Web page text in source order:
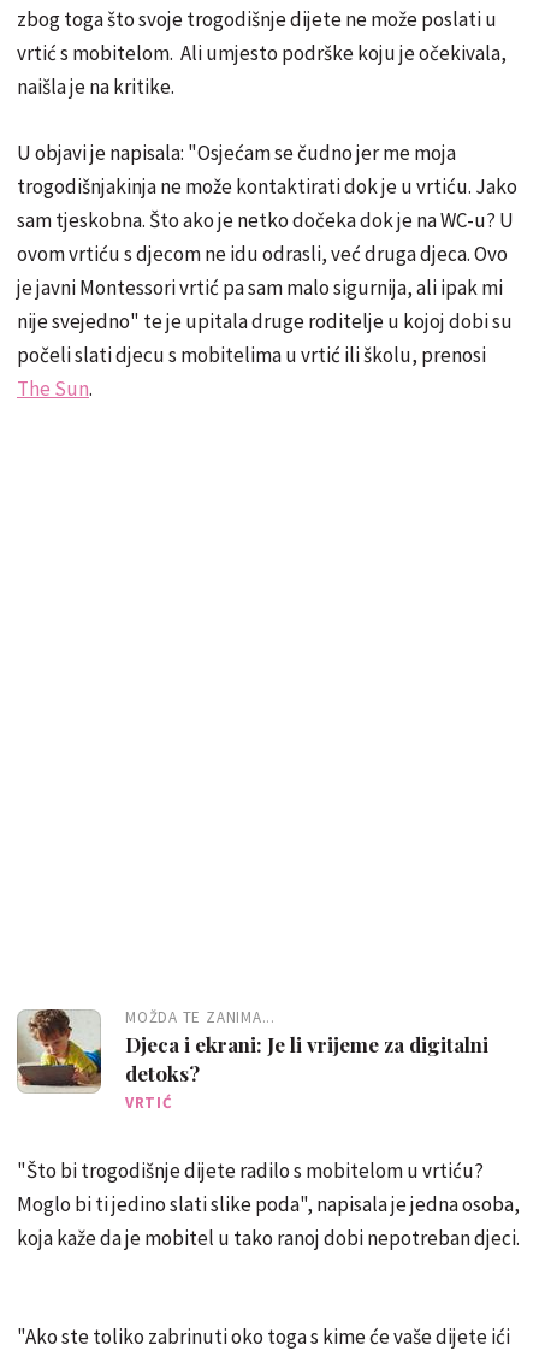
zbog toga što svoje trogodišnje dijete ne može poslati u
vrtić s mobitelom. Ali umjesto podrške koju je očekivala,
naišla je na kritike.
U objavi je napisala: "Osjećam se čudno jer me moja
trogodišnjakinja ne može kontaktirati dok je u vrtiću. Jako
sam tjeskobna. Što ako je netko dočeka dok je na WC-u? U
ovom vrtiću s djecom ne idu odrasli, već druga djeca. Ovo
je javni Montessori vrtić pa sam malo sigurnija, ali ipak mi
nije svejedno" te je upitala druge roditelje u kojoj dobi su
počeli slati djecu s mobitelima u vrtić ili školu, prenosi
The Sun.
MOŽDA TE ZANIMA...
Djeca i ekrani: Je li vrijeme za digitalni
detoks?
VRTIĆ
"Što bi trogodišnje dijete radilo s mobitelom u vrtiću?
Moglo bi ti jedino slati slike poda", napisala je jedna osoba,
koja kaže da je mobitel u tako ranoj dobi nepotreban djeci.
"Ako ste toliko zabrinuti oko toga s kime će vaše dijete ići